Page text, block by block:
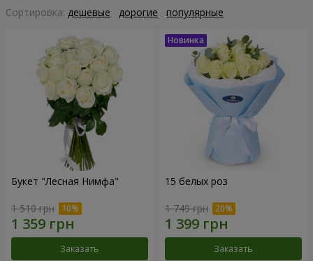
Cортировка: дешевые дорогие популярные
Букет "Лесная Нимфа"
1 510 грн
Заказать
15 белых роз
1 749 грн
Заказать